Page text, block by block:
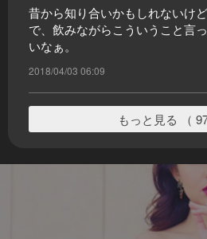
昔から知り合いかもしれないけ
で、飲みながらこういうこと言
いなぁ。
2018/04/03 06:09
もっと見る （